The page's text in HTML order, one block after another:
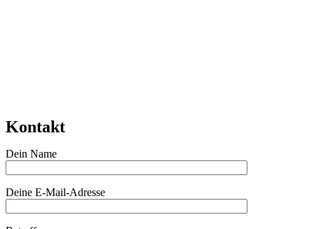
Kontakt
Dein Name
Deine E-Mail-Adresse